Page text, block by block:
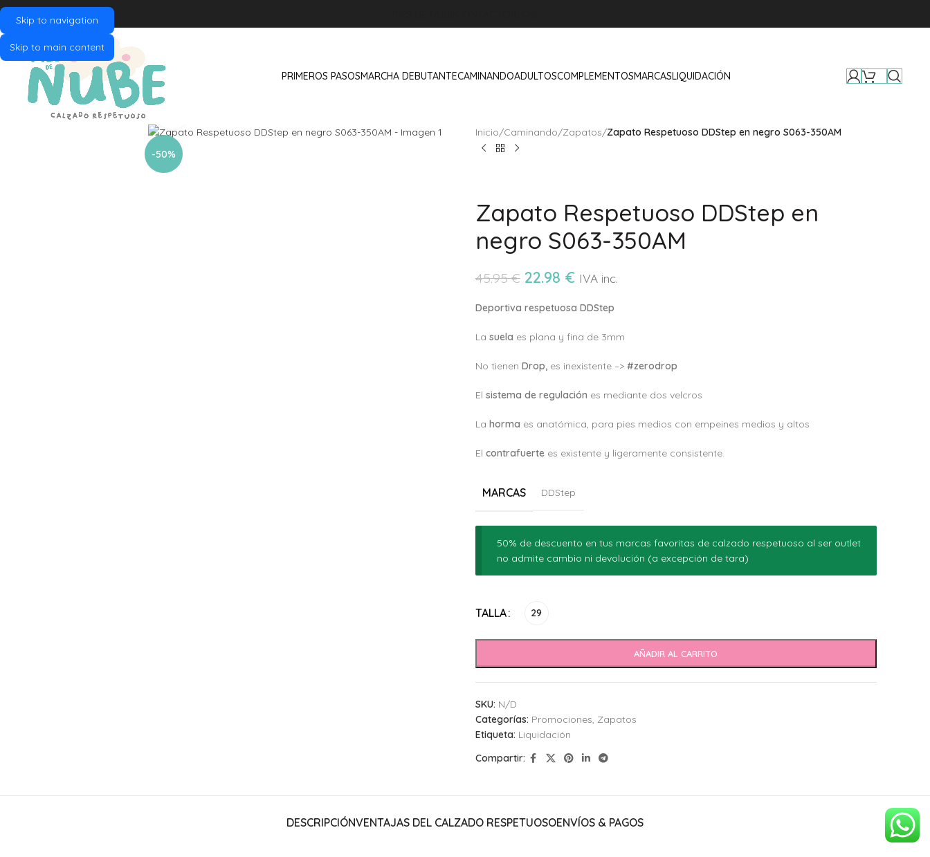
Skip to navigation
Skip to main content
PRIMEROS PASOSMARCHA DEBUTANTECAMINANDOADULTOSCOMPLEMENTOSMARCASLIQUIDACIÓN
-50%
Inicio/Caminando/Zapatos/Zapato Respetuoso DDStep en negro S063-350AM
Zapato Respetuoso DDStep en
negro S063-350AM
45.95€ 22.98 € IVA inc.
Deportiva respetuosa DDStep
La suela es plana y fina de 3mm
No tienen Drop, es inexistente –> #zerodrop
El sistema de regulación es mediante dos velcros
La horma es anatómica, para pies medios con empeines medios y altos
El contrafuertees existente y ligeramente consistente.
MARCAS DDStep
50% de descuento en tus marcas favoritas de calzado respetuoso al ser outlet
no admite cambio ni devolución (a excepción de tara)
TALLA 29
AÑADIR AL CARRITO
Alternative:
SKU: N/D
Categorías: Promociones, Zapatos
Etiqueta: Liquidación
Compartir:
DESCRIPCIÓNVENTAJAS DEL CALZADO RESPETUOSOENVÍOS & PAGOS